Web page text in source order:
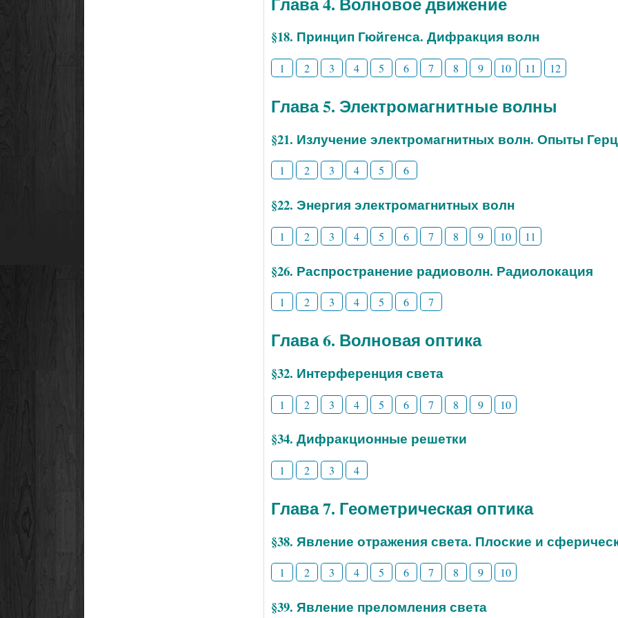
§18. Принцип Гюйгенса. Дифракция волн
1 2 3 4 5 6 7 8 9 10 11 12
Глава 5. Электромагнитные волны
§21. Излучение электромагнитных волн. Опыты
1 2 3 4 5 6
§22. Энергия электромагнитных волн
1 2 3 4 5 6 7 8 9 10 11
§26. Распространение радиоволн. Радиолокация
1 2 3 4 5 6 7
Глава 6. Волновая оптика
§32. Интерференция света
1 2 3 4 5 6 7 8 9 10
§34. Дифракционные решетки
1 2 3 4
Глава 7. Геометрическая оптика
§38. Явление отражения света. Плоские и
1 2 3 4 5 6 7 8 9 10
§39. Явление преломления света